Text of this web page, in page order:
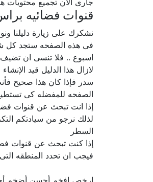
قنوات فضائيه
نشكرك على زيارة دليلنا
فى هذه الصفحه ستجد
اسبوع .. فلا تنسى ان تضيف
لازال هذا الدليل قيد
سدر فإذا كان هذا صحيح
الصفحه للمفضله كى
إذا انت تبحث عن قنوات
لذلك نرجو من سيادتكم
السطر
إذا كنت تبحث عن قنوات
فيجب ان تحدد المنطقه
ارخص افخم أحسن أضخم